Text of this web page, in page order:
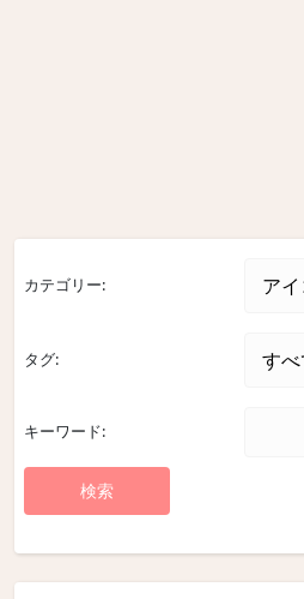
カテゴリー:
タグ:
キーワード: